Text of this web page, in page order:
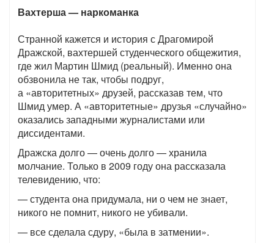
Вахтерша — наркоманка
Странной кажется и история с Драгомирой
Дражской, вахтершей студенческого общежития,
где жил Мартин Шмид (реальный). Именно она
обзвонила не так, чтобы подруг,
а «авторитетных» друзей, рассказав тем, что
Шмид умер. А «авторитетные» друзья «случайно»
оказались западными журналистами или
диссидентами.
Дражска долго — очень долго — хранила
молчание. Только в 2009 году она рассказала
телевидению, что:
— студента она придумала, ни о чем не знает,
никого не помнит, никого не убивали.
— все сделала сдуру, «была в затмении».